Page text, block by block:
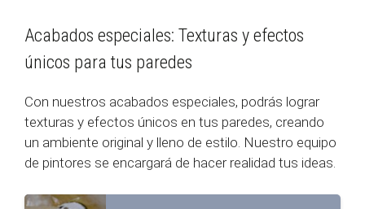
Acabados especiales: Texturas y efectos
únicos para tus paredes
Con nuestros acabados especiales, podrás lograr
texturas y efectos únicos en tus paredes, creando
un ambiente original y lleno de estilo. Nuestro equipo
de pintores se encargará de hacer realidad tus ideas.